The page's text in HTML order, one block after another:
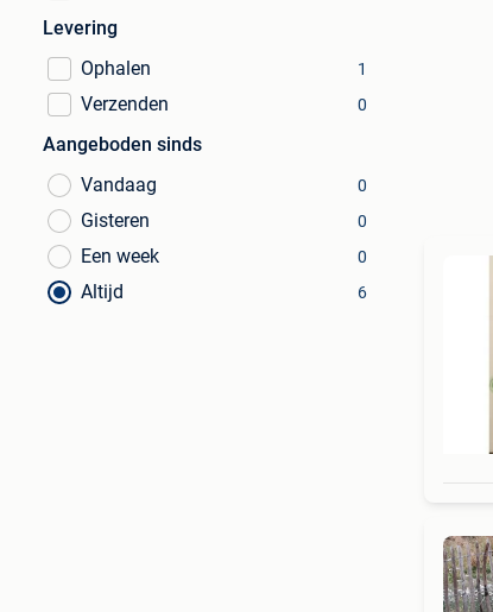
Levering
Ophalen
1
Verzenden 0
Aangeboden sinds
Vandaag
0
Gisteren 0
Een week 0
Altijd 6